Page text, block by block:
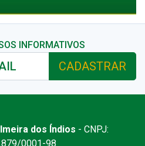
INFORMATIVOS
CADASTRAR
dos Índios - CNPJ:
0001-98